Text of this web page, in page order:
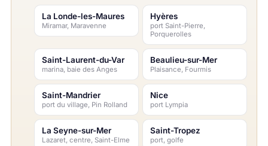
La Londe-les-Maures
Miramar, Maravenne
Hyères
port Saint-Pierre,
Porquerolles
Saint-Laurent-du-Var
marina, baie des Anges
Beaulieu-sur-Mer
Plaisance, Fourmis
Saint-Mandrier
port du village, Pin Rolland
Nice
port Lympia
La Seyne-sur-Mer
Lazaret, centre, Saint-Elme
Saint-Tropez
port, golfe